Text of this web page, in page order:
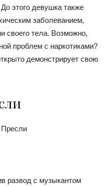
этого девушка также
заболеванием,
своего тела. Возможно,
проблем с наркотиками?
демонстрирует свою
Пресли
развод с музыкантом